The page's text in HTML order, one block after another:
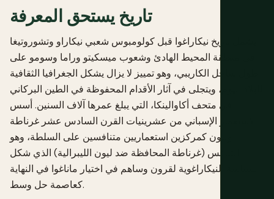
تاريخ يستحق المعرفة
يشمل تاريخ نيكاراغوا قبل كولومبوس شعبي نيكاراو وتشوروتيغا
في منطقة المحيط الهادئ وشعوب ميسكيتو وراما وسومو على
طول ساحل الكاريبي، وهو تمييز لا يزال يشكل الجغرافيا الثقافية
للبلاد اليوم، ويتجلى في آثار الأقدام المحفوظة في الطين البركاني
في متحف أكاوالينكا، التي يبلغ عمرها آلاف السنين. أسس
الاستعمار الإسباني من عشرينيات القرن السادس عشر غرناطة
وليون كمركزين استعماريين متنافسين على السلطة، وهو
التنافس (غرناطة المحافظة ضد ليون الليبرالية) الذي شكل
السياسة النيكاراغوية لقرون وساهم في اختيار ماناغوا في النهاية
كعاصمة حل وسط.